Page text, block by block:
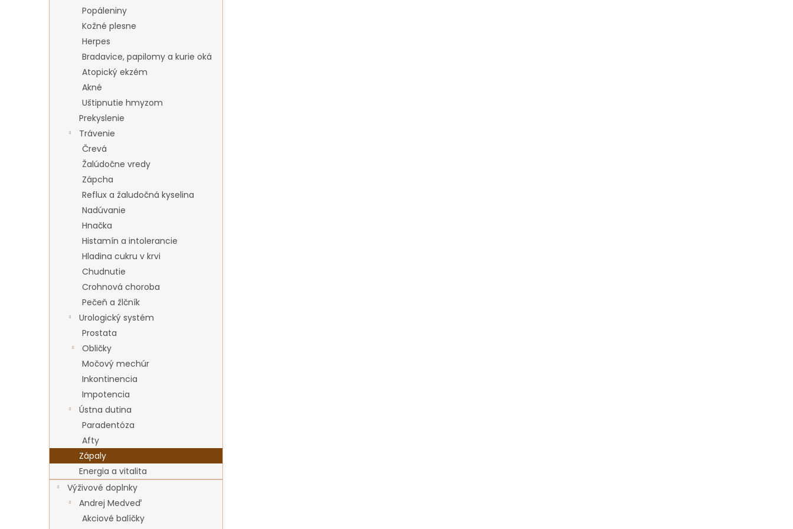
Popáleniny
Kožné plesne
Herpes
Bradavice, papilomy a kurie oká
Atopický ekzém
Akné
Uštipnutie hmyzom
Prekyslenie
Trávenie
Črevá
Žalúdočne vredy
Zápcha
Reflux a žaludočná kyselina
Nadúvanie
Hnačka
Histamín a intolerancie
Hladina cukru v krvi
Chudnutie
Crohnová choroba
Pečeň a žlčník
Urologický systém
Prostata
Obličky
Močový mechúr
Inkontinencia
Impotencia
Ústna dutina
Paradentóza
Afty
Zápaly
Energia a vitalita
Výživové doplnky
Andrej Medveď
Akciové balíčky